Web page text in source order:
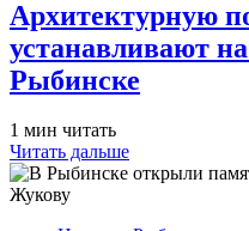
​Архитектурную
устанавливают
Рыбинске
1 мин читать
Читать дальше